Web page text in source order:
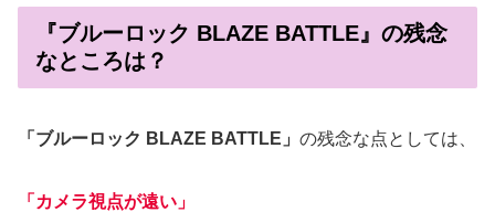
『ブルーロック BLAZE BATTLE』の残念
なところは？
「ブルーロック BLAZE BATTLE」 の残念な点としては、
「カメラ視点が遠い」